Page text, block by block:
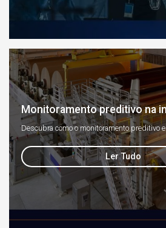
Monitoramento preditivo na
Descubra como o monitoramento preditivo
Ler Tudo